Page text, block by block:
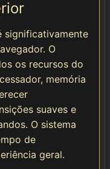
significativamente
O
os recursos do
memória
suaves e
O sistema
de
geral.